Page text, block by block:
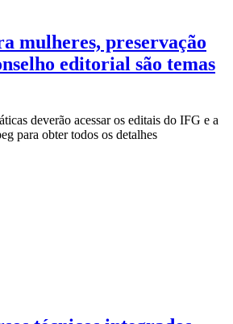
mulheres, preservação
editorial são temas
deverão acessar os editais do IFG e a
para obter todos os detalhes